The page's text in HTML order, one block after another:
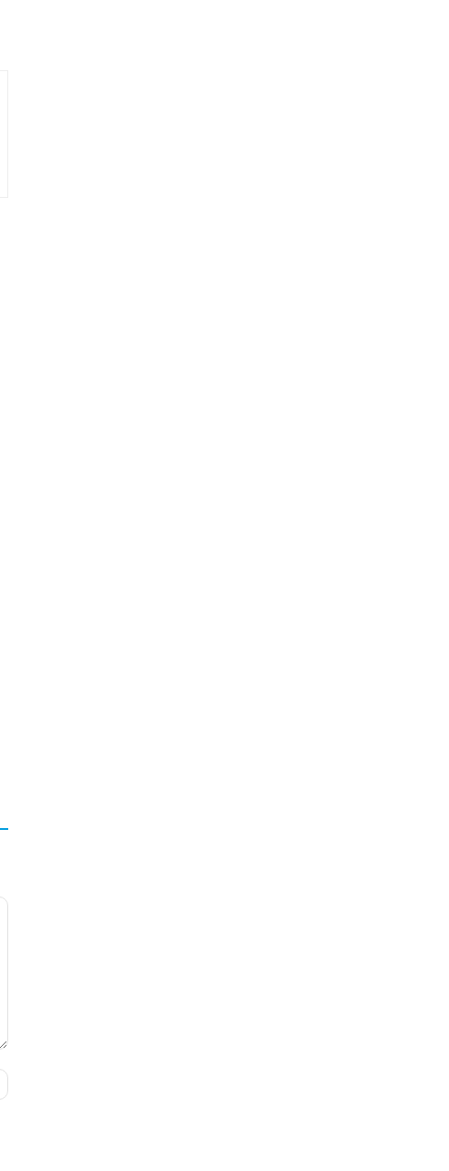
Site: